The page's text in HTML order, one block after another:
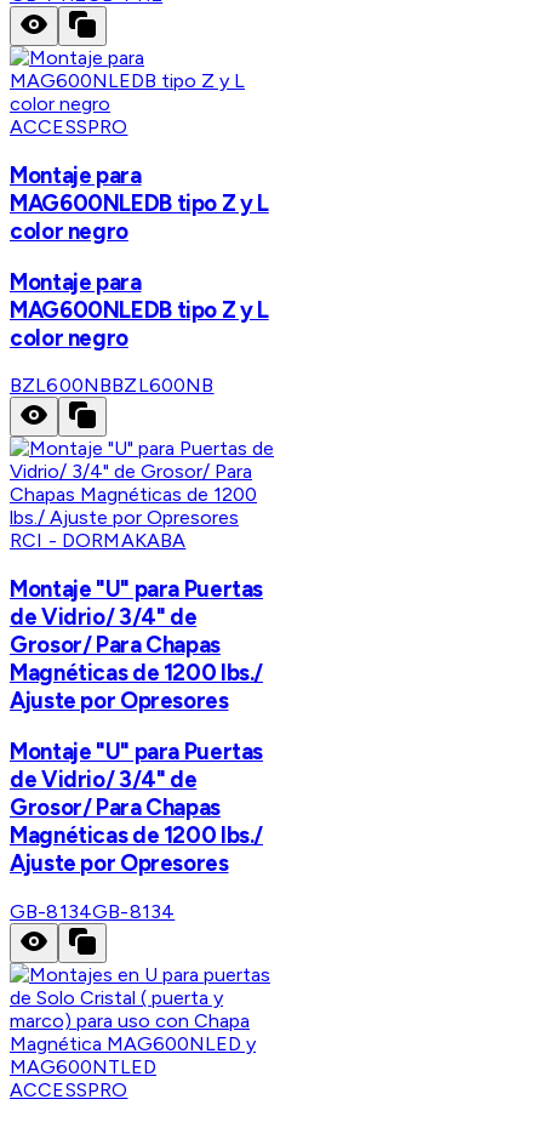
ACCESSPRO
Montaje para
MAG600NLEDB tipo Z y L
color negro
Montaje para
MAG600NLEDB tipo Z y L
color negro
BZL600NBBZL600NB
RCI - DORMAKABA
Montaje "U" para Puertas
de Vidrio/ 3/4" de
Grosor/ Para Chapas
Magnéticas de 1200 lbs./
Ajuste por Opresores
Montaje "U" para Puertas
de Vidrio/ 3/4" de
Grosor/ Para Chapas
Magnéticas de 1200 lbs./
Ajuste por Opresores
GB-8134GB-8134
ACCESSPRO